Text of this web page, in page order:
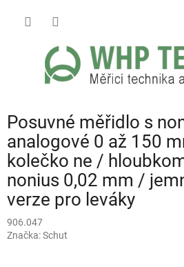
Posuvné měřidlo s
analogové 0 až 150
kolečko ne /
nonius 0,02 mm /
verze pro leváky
906.047
Značka:Schut